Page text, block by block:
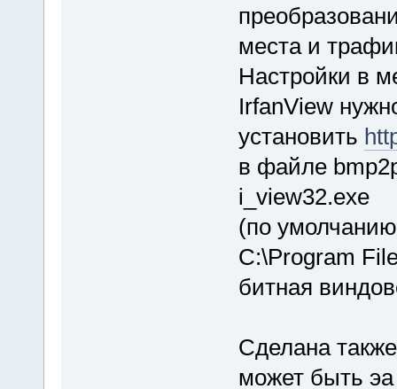
места и
Настройки в
IrfanView
установить
в файле
i_view32.exe
(по
C:\Program
битная
Сделана
может быть эа